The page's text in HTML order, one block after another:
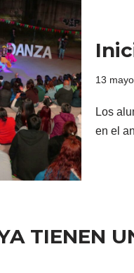
13
Los
en el
TIENEN